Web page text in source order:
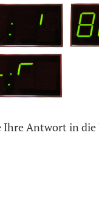
Ihre Antwort in